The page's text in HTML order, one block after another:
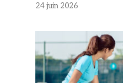
24 juin 2026